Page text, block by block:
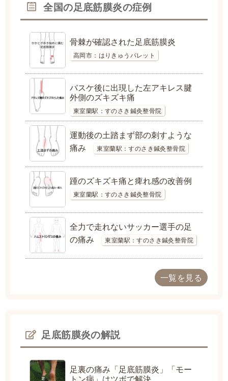
全国の足底筋膜炎の症例
骨棘が確認された足底筋膜炎
高岡市：はりきゅうパレット
バスケ後に出現した左アキレス腱
外側のズキズキ痛
東室蘭駅：すのさき鍼灸整骨院
運動後の土踏まず部の刺すような
痛み
東室蘭駅：すのさき鍼灸整骨院
踵のズキズキ痛と痺れ感の改善例
東室蘭駅：すのさき鍼灸整骨院
全力で走れないサッカー選手の足
の痛み
東室蘭駅：すのさき鍼灸整骨院
一覧を見る
足底筋膜炎の解説
足裏の痛み「足底筋膜炎」「モー